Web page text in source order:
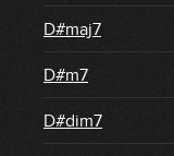
D#maj7
D#m7
D#dim7